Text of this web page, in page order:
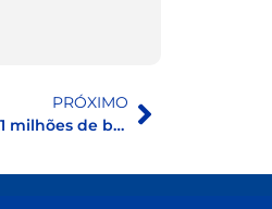
PRÓXIMO
Redução de perdas de água poderia beneficiar mais de 21 milhões de brasileiros, mais que a população total do Chile